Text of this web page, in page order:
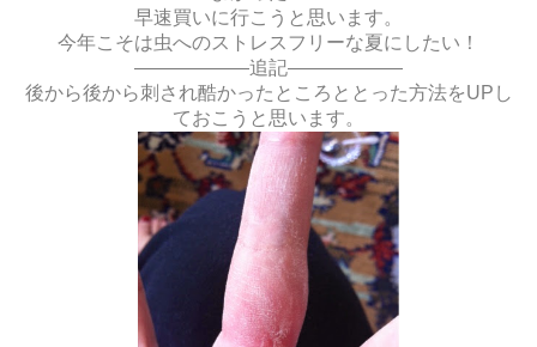
早速買いに行こうと思います。
今年こそは虫へのストレスフリーな夏にしたい！
——————追記——————
後から後から刺され酷かったところととった方法をUPし
ておこうと思います。